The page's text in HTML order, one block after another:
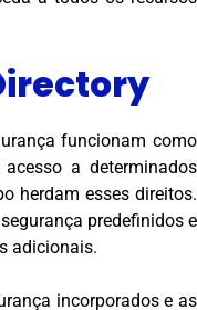
funcionam como
a determinados
herdam esses direitos.
predefinidos e
adicionais.
incorporados e as